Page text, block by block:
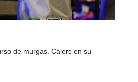
de murgas. Calero en su